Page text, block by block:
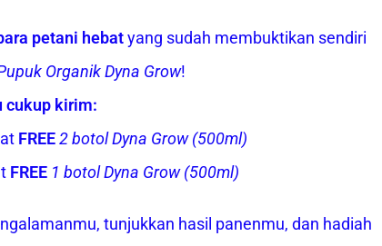
petani hebatyang sudah membuktikan sendiri
Organik Dyna Grow!
cukup kirim:
FREE2 botol Dyna Grow (500ml)
FREE 1 botol Dyna Grow (500ml)
tunjukkan hasil panenmu, dan hadiah